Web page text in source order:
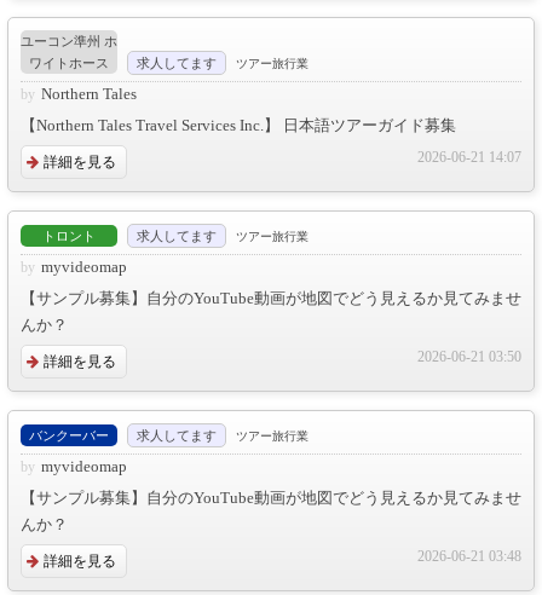
ユーコン準州 ホ
ワイトホース
求人してます ツアー旅行業
Northern Tales
【Northern Tales Travel Services Inc.】 日本語ツアーガイド募集
詳細を見る 2026-06-21 14:07
トロント 求人してます ツアー旅行業
myvideomap
【サンプル募集】自分のYouTube動画が地図でどう見えるか見てみませ
んか？
詳細を見る 2026-06-21 03:50
バンクーバー 求人してます ツアー旅行業
myvideomap
【サンプル募集】自分のYouTube動画が地図でどう見えるか見てみませ
んか？
詳細を見る 2026-06-21 03:48